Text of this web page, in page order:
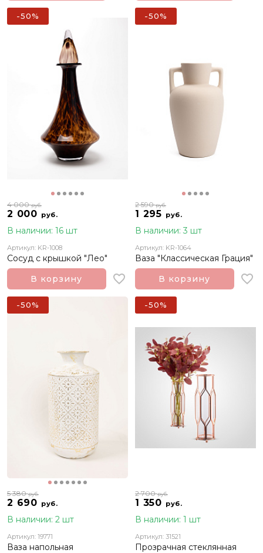
2 000 руб.
4 000руб.
В наличии: 16 шт
Артикул: KR-1008
Сосуд с крышкой "Лео"
В корзину
-50%
1 295 руб.
2 590руб.
В наличии: 3 шт
Артикул: KR-1064
Ваза "Классическая Грация"
В корзину
-50%
2 690 руб.
5 380руб.
В наличии: 2 шт
Артикул: 19771
Ваза напольная
-50%
1 350 руб.
2 700руб.
В наличии: 1 шт
Артикул: 31521
Прозрачная стеклянная
-50%